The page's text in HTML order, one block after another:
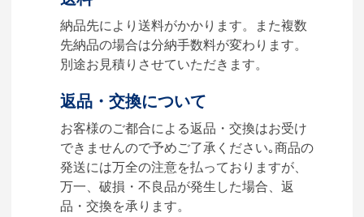
【名入れをする場合】データ
のご入稿後３週間程度で納品
となります。
ある場合、3～5営業日程度で
納品となります。
ご利用ガイドをもっとみる
納品先により送料がかかります。また複数
先納品の場合は分納手数料が変わります。
別途お見積りさせていただきます。
返品・交換について
お客様のご都合による返品・交換はお受け
できませんので予めご了承ください｡商品の
発送には万全の注意を払っておりますが、
万一、破損・不良品が発生した場合、返
品・交換を承ります。